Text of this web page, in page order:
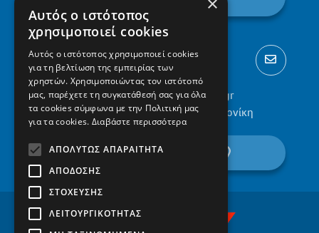
2310 300002
info@protypa.gr
Ελαιώνες Πυλαίας, 555 36, Θεσσαλονίκη
βρείτε μας στον χάρτη
Αυτός ο ιστότοπος
χρησιμοποιεί cookies
Αυτός ο ιστότοπος χρησιμοποιεί cookies
για τη βελτίωση της εμπειρίας των
χρηστών. Χρησιμοποιώντας τον ιστότοπό
μας, παρέχετε τη συγκατάθεσή σας για όλα
τα cookies σύμφωνα με την Πολιτική μας
για τα cookies. Διαβάστε περισσότερα
ΑΠΟΛΎΤΩΣ ΑΠΑΡΑΊΤΗΤΑ
ΑΠΌΔΟΣΗΣ
ΣΤΌΧΕΥΣΗΣ
ΛΕΙΤΟΥΡΓΙΚΌΤΗΤΑΣ